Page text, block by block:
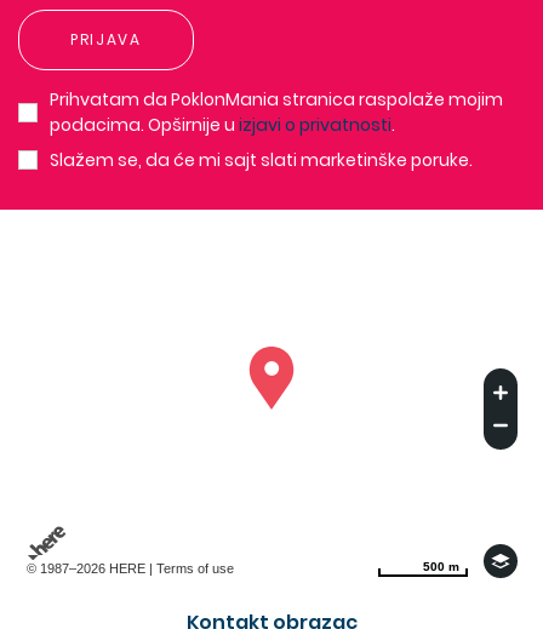
PRIJAVA
Prihvatam da PoklonMania stranica raspolaže mojim
podacima. Opširnije u izjavi o privatnosti.
Slažem se, da će mi sajt slati marketinške poruke.
© 1987–2026 HERE | Terms of use 500 m
500 m
Kontakt obrazac